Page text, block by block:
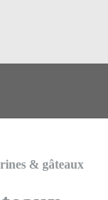
& gâteaux